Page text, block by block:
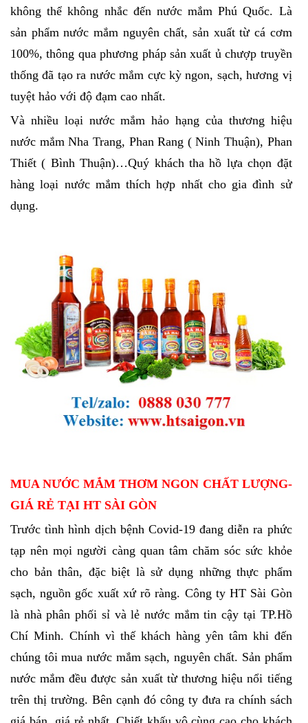
không thể không nhắc đến nước mắm Phú Quốc. Là
sản phẩm nước mắm nguyên chất, sản xuất từ cá cơm
100%, thông qua phương pháp sản xuất ủ chượp truyền
thống đã tạo ra nước mắm cực kỳ ngon, sạch, hương vị
tuyệt hảo với độ đạm cao nhất.
Và nhiều loại nước mắm hảo hạng của thương hiệu
nước mắm Nha Trang, Phan Rang ( Ninh Thuận), Phan
Thiết ( Bình Thuận)…Quý khách tha hồ lựa chọn đặt
hàng loại nước mắm thích hợp nhất cho gia đình sử
dụng.
MUA NƯỚC MẮM THƠM NGON CHẤT LƯỢNG-
GIÁ RẺ TẠI HT SÀI GÒN
Trước tình hình dịch bệnh Covid-19 đang diễn ra phức
tạp nên mọi người càng quan tâm chăm sóc sức khỏe
cho bản thân, đặc biệt là sử dụng những thực phẩm
sạch, nguồn gốc xuất xứ rõ ràng. Công ty HT Sài Gòn
là nhà phân phối sỉ và lẻ nước mắm tin cậy tại TP.Hồ
Chí Minh. Chính vì thế khách hàng yên tâm khi đến
chúng tôi mua nước mắm sạch, nguyên chất. Sản phẩm
nước mắm đều được sản xuất từ thương hiệu nổi tiếng
trên thị trường. Bên cạnh đó công ty đưa ra chính sách